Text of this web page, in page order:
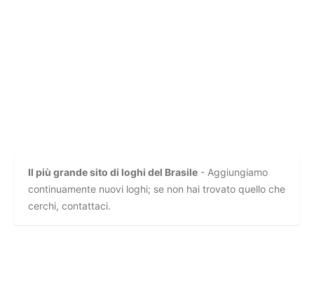
Il più grande sito di loghi del Brasile - Aggiungiamo
continuamente nuovi loghi; se non hai trovato quello che
cerchi, contattaci.